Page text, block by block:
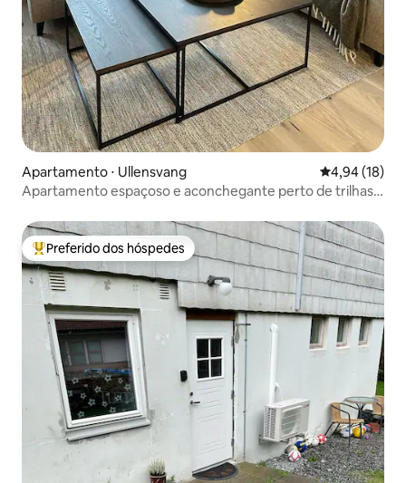
Apartamento ⋅ Ullensvang 4,94 de uma
4,94 (18)
Apartamento espaçoso e aconchegante perto de trilhas
Entre os melhores preferidos dos hóspedes
Preferido dos hóspedes